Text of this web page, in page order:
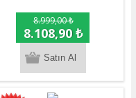
8.999,00 ₺
8.108,90 ₺